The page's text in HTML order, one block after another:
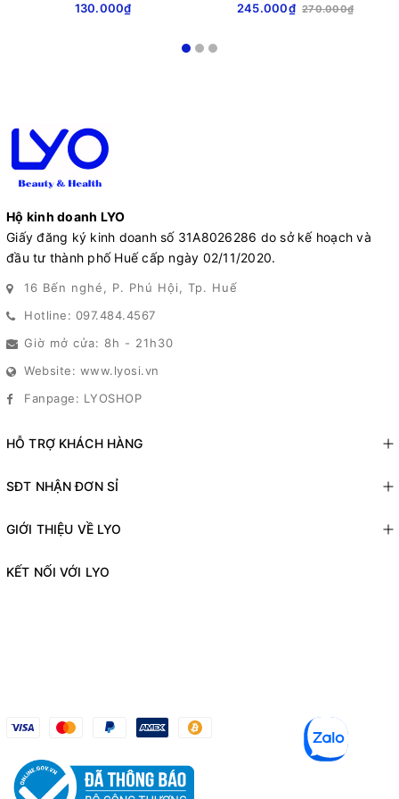
130.000₫
245.000₫ 270.000₫
Hộ kinh doanh LYO
Giấy đăng ký kinh doanh số 31A8026286 do sở kế hoạch và
đầu tư thành phố Huế cấp ngày 02/11/2020.
16 Bến nghé, P. Phú Hội, Tp. Huế
Hotline: 097.484.4567
Giờ mở cửa: 8h - 21h30
Website: www.lyosi.vn
Fanpage: LYOSHOP
HỖ TRỢ KHÁCH HÀNG
SĐT NHẬN ĐƠN SỈ
GIỚI THIỆU VỀ LYO
KẾT NỐI VỚI LYO